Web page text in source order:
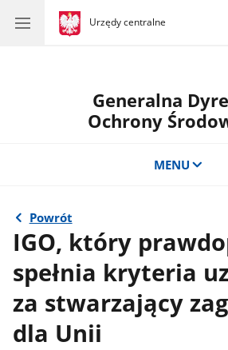
gov.pl
Urzędy centralne
gov.pl
Urzędy
Generalna
Ochrony
MENU
Powrót
IGO, który
spełnia kryteria
za stwarzający
dla Unii